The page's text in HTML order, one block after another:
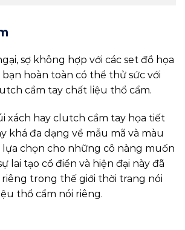
sợ không hợp với các set đồ họa
hoàn toàn có thể thử sức với
cầm tay chất liệu thổ cẩm.
xách hay clutch cầm tay họa tiết
khá đa dạng về mẫu mã và màu
lựa chọn cho những cô nàng muốn
lai tạo cổ điển và hiện đại này đã
riêng trong thế giới thời trang nói
thổ cẩm nói riêng.